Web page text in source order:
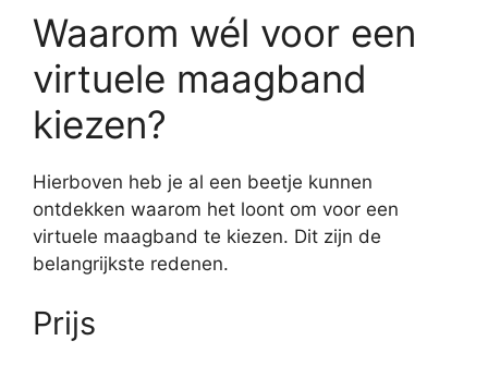
Waarom wél voor een
virtuele maagband
kiezen?
Hierboven heb je al een beetje kunnen
ontdekken waarom het loont om voor een
virtuele maagband te kiezen. Dit zijn de
belangrijkste redenen.
Prijs